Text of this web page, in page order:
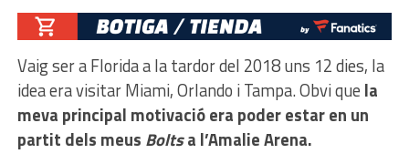
Vaig ser a Florida a la tardor del 2018 uns 12 dies, la
idea era visitar Miami, Orlando i Tampa. Obvi que la
meva principal motivació era poder estar en un
partit dels meus Boltsa l’Amalie Arena.